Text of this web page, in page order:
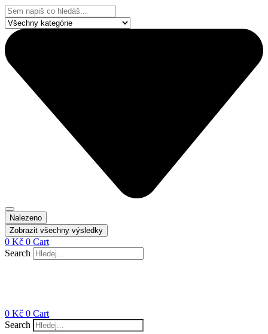
Přejít
k
obsahu
Search
...
Nalezeno
Zobrazit všechny výsledky
0 Kč 0 Cart
Search
0 Kč 0 Cart
Search